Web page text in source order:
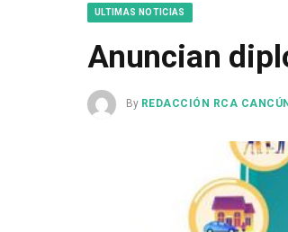
ULTIMAS NOTICIAS
Anuncian
By REDACCIÓN RCA CANCÚN